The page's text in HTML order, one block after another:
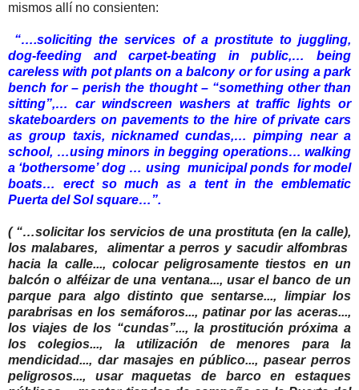
mismos allí no consienten:
“….soliciting the services of a prostitute to juggling,
dog-feeding and carpet-beating in public,… being
careless with pot plants on a balcony or for using a park
bench for – perish the thought – “something other than
sitting”,… car windscreen washers at traffic lights or
skateboarders on pavements to the hire of private cars
as group taxis, nicknamed cundas,… pimping near a
school, …using minors in begging operations… walking
a ‘bothersome’ dog … using municipal ponds for model
boats… erect so much as a tent in the emblematic
Puerta del Sol square…”.
( “…solicitar los servicios de una prostituta (en la calle),
los malabares, alimentar a perros y sacudir alfombras
hacia la calle..., colocar peligrosamente tiestos en un
balcón o alféizar de una ventana..., usar el banco de un
parque para algo distinto que sentarse..., limpiar los
parabrisas en los semáforos..., patinar por las aceras...,
los viajes de los “cundas”..., la prostitución próxima a
los colegios..., la utilización de menores para la
mendicidad..., dar masajes en público..., pasear perros
peligrosos..., usar maquetas de barco en estaques